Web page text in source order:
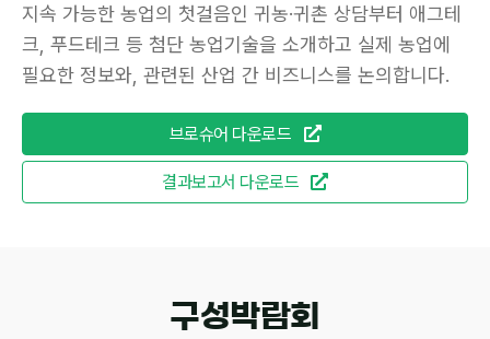
지속 가능한 농업의 첫걸음인 귀농·귀촌 상담부터 애그테
크, 푸드테크 등 첨단 농업기술을 소개하고 실제 농업에
필요한 정보와, 관련된 산업 간 비즈니스를 논의합니다.
브로슈어 다운로드
결과보고서 다운로드
구성박람회